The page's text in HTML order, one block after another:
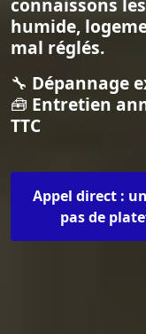
connaissons
humide,
mal réglés.
🔧 Dépannage
🧰 Entretien
TTC
Appel direct :
pas de